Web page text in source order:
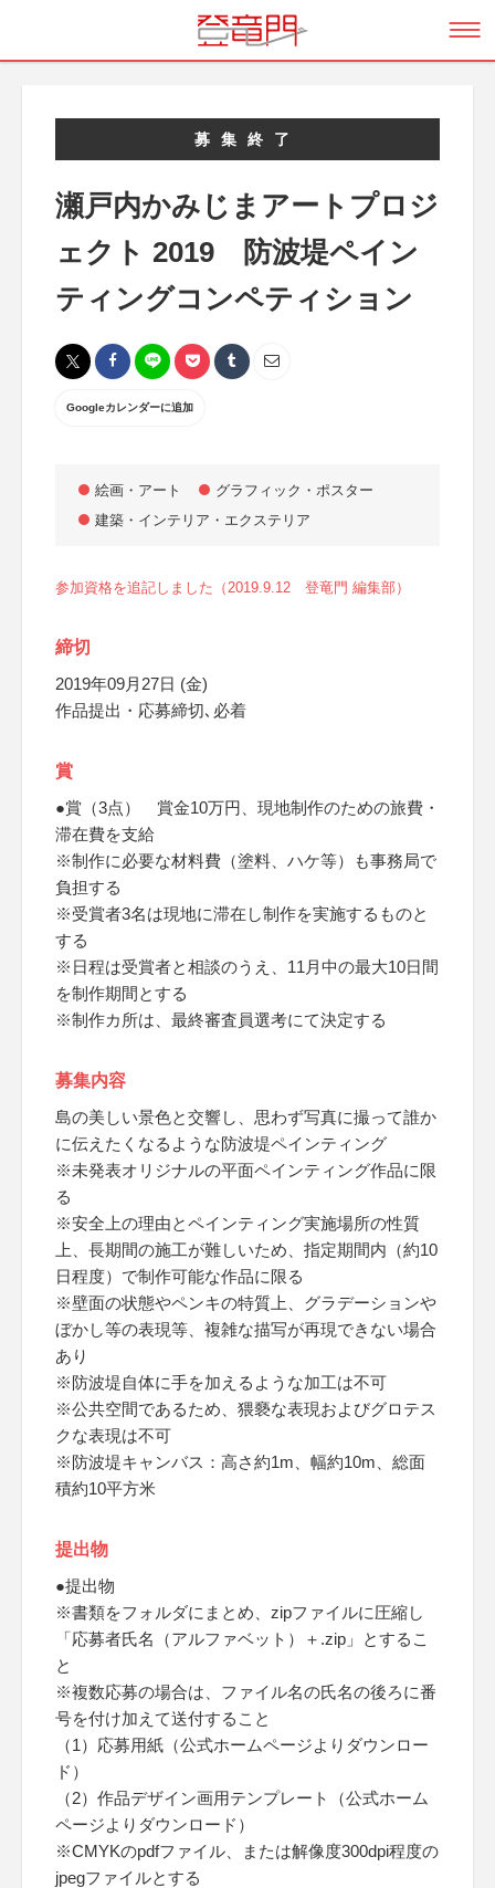
募集終了
瀬戸内かみじまアートプロジ
ェクト 2019 防波堤ペイン
ティングコンペティション
Googleカレンダーに追加
絵画・アート
グラフィック・ポスター
建築・インテリア・エクステリア
参加資格を追記しました（2019.9.12 登竜門 編集部）
締切
2019年09月27日 (金)
作品提出・応募締切､必着
賞
●賞（3点） 賞金10万円、現地制作のための旅費・
滞在費を支給
※制作に必要な材料費（塗料、ハケ等）も事務局で
負担する
※受賞者3名は現地に滞在し制作を実施するものと
する
※日程は受賞者と相談のうえ、11月中の最大10日間
を制作期間とする
※制作カ所は、最終審査員選考にて決定する
募集内容
島の美しい景色と交響し、思わず写真に撮って誰か
に伝えたくなるような防波堤ペインティング
※未発表オリジナルの平面ペインティング作品に限
る
※安全上の理由とペインティング実施場所の性質
上、長期間の施工が難しいため、指定期間内（約10
日程度）で制作可能な作品に限る
※壁面の状態やペンキの特質上、グラデーションや
ぼかし等の表現等、複雑な描写が再現できない場合
あり
※防波堤自体に手を加えるような加工は不可
※公共空間であるため、猥褻な表現およびグロテス
クな表現は不可
※防波堤キャンバス：高さ約1m、幅約10m、総面
積約10平方米
提出物
●提出物
※書類をフォルダにまとめ、zipファイルに圧縮し
「応募者氏名（アルファベット）＋.zip」とするこ
と
※複数応募の場合は、ファイル名の氏名の後ろに番
号を付け加えて送付すること
（1）応募用紙（公式ホームページよりダウンロー
ド）
（2）作品デザイン画用テンプレート（公式ホーム
ページよりダウンロード）
※CMYKのpdfファイル、または解像度300dpi程度の
jpegファイルとする